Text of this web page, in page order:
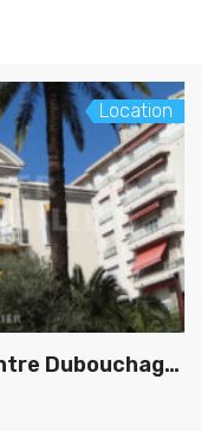
Location
Location 5 pièces Nice centre Dubouchage / Lamartine